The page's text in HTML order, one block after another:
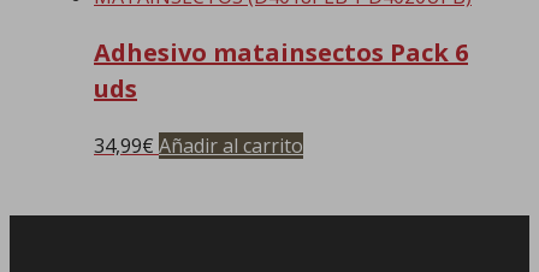
Adhesivo matainsectos Pack 6
uds
34,99€ Añadir al carrito